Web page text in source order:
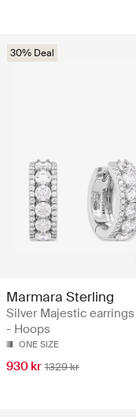
30% Deal
Marmara Sterling
Silver Majestic earrings
- Hoops
ONE SIZE
930 kr 1329 kr